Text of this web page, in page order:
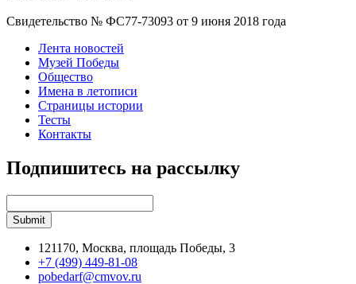
Свидетельство № ФС77-73093 от 9 июня 2018 года
Лента новостей
Музей Победы
Общество
Имена в летописи
Страницы истории
Тесты
Контакты
Подпишитесь на рассылку
121170, Москва, площадь Победы, 3
+7 (499) 449-81-08
pobedarf@cmvov.ru